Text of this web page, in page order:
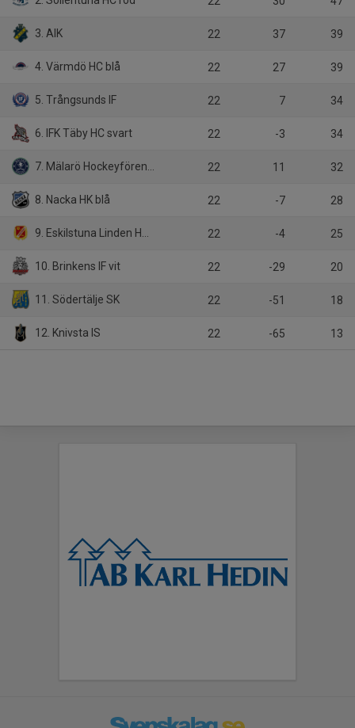
3. AIK 22 37 39
4. Värmdö HC blå 22 27 39
5. Trångsunds IF 22 7 34
6. IFK Täby HC svart 22 -3 34
7. Mälarö Hockeyförening 22 11 32
8. Nacka HK blå 22 -7 28
9. Eskilstuna Linden Hockey 22 -4 25
10. Brinkens IF vit 22 -29 20
11. Södertälje SK 22 -51 18
12. Knivsta IS 22 -65 13